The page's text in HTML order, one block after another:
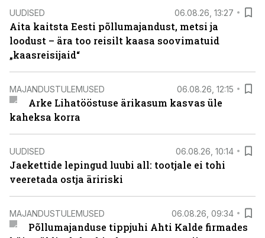
UUDISED 06.08.26, 13:27
Aita kaitsta Eesti põllumajandust, metsi ja
loodust – ära too reisilt kaasa soovimatuid
„kaasreisijaid“
MAJANDUSTULEMUSED 06.08.26, 12:15
Arke Lihatööstuse ärikasum kasvas üle
kaheksa korra
UUDISED 06.08.26, 10:14
Jaekettide lepingud luubi all: tootjale ei tohi
veeretada ostja äririski
MAJANDUSTULEMUSED 06.08.26, 09:34
Põllumajanduse tippjuhi Ahti Kalde firmades